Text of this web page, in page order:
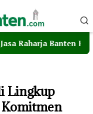
Banten Hadiri
Lingkup